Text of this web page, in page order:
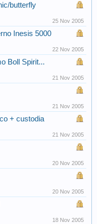
butterfly
25 Nov 2005
Inesis 5000
22 Nov 2005
Boll Spirit...
21 Nov 2005
21 Nov 2005
+ custodia
21 Nov 2005
20 Nov 2005
20 Nov 2005
18 Nov 2005